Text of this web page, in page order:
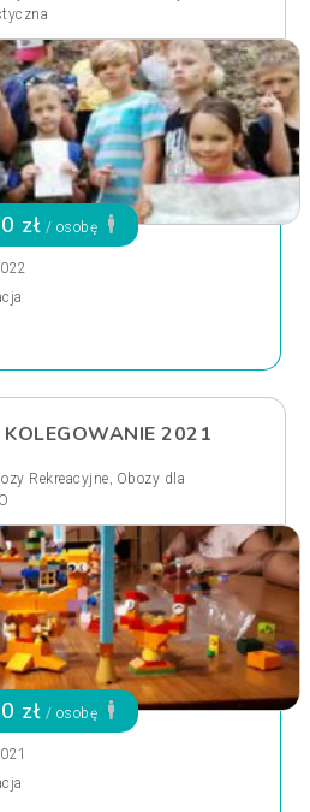
zł / osobę
2021
Rekreacyjne, Obozy dla
zł / osobę